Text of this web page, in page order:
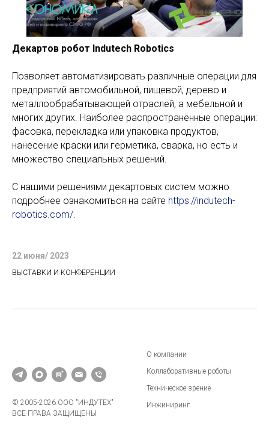
Декартов робот Indutech Robotics
Позволяет автоматизировать различные операции для
предприятий автомобильной, пищевой, дерево и
металлообрабатывающей отраслей, а мебельной и
многих других. Наиболее распространённые операции:
фасовка, перекладка или упаковка продуктов,
нанесение краски или герметика, сварка, но есть и
множество специальных решений.
С нашими решениями декартовых систем можно
подробнее ознакомиться на сайте https://indutech-
robotics.com/
22 июня/ 2023
ВЫСТАВКИ И КОНФЕРЕНЦИИ
© 2005-2026 ООО "ИНДУТЕХ"
ВСЕ ПРАВА ЗАЩИЩЕНЫ
О компании
Коллаборативные роботы
Техническое зрение
Инжиниринг